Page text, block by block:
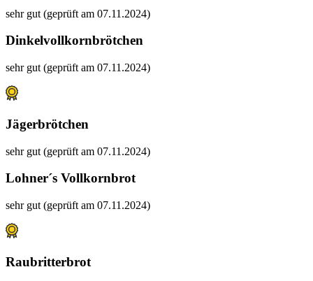
sehr gut (geprüft am 07.11.2024)
Dinkelvollkornbrötchen
sehr gut (geprüft am 07.11.2024)
Jägerbrötchen
sehr gut (geprüft am 07.11.2024)
Lohner´s Vollkornbrot
sehr gut (geprüft am 07.11.2024)
Raubritterbrot